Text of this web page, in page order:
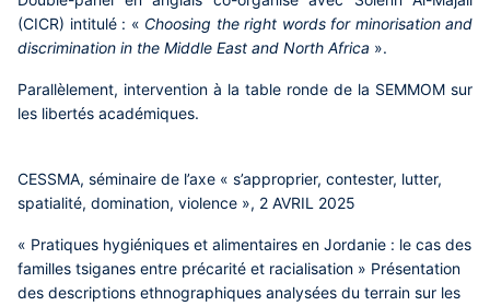
(CICR) intitulé : « Choosing the right words for minorisation and
discrimination in the Middle East and North Africa ».
Parallèlement, intervention à la table ronde de la SEMMOM sur
les libertés académiques.
CESSMA, séminaire de l’axe « s’approprier, contester, lutter,
spatialité, domination, violence », 2 AVRIL 2025
« Pratiques hygiéniques et alimentaires en Jordanie : le cas des
familles tsiganes entre précarité et racialisation » Présentation
des descriptions ethnographiques analysées du terrain sur les